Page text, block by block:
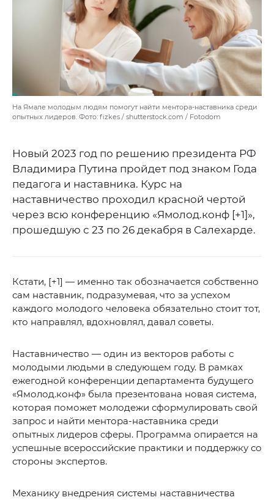
На Ямале молодым людям помогут найти ментора-наставника среди
опытных лидеров. Фото: fizkes / shutterstock.com / Fotodom
Новый 2023 год по решению президента РФ
Владимира Путина пройдет под знаком Года
педагога и наставника. Курс на
наставничество проходил красной чертой
через всю конференцию «Ямолод.конф [+1]»,
прошедшую с 23 по 26 декабря в Салехарде.
Кстати, [+1] — именно так обозначается собственно
сам наставник, подразумевая, что за успехом
каждого молодого человека обязательно стоит тот,
кто направлял, вдохновлял, давал советы.
Наставничество — один из векторов работы с
молодыми людьми в следующем году. В рамках
ежегодной конференции департамента будущего
«Ямолод.конф» была презентована новая система,
которая поможет молодежи сформулировать свой
запрос и найти ментора-наставника среди
опытных лидеров сферы. Программа опирается на
успешные всероссийские практики и поддержку со
стороны экспертов.
Механику внедрения системы наставничества